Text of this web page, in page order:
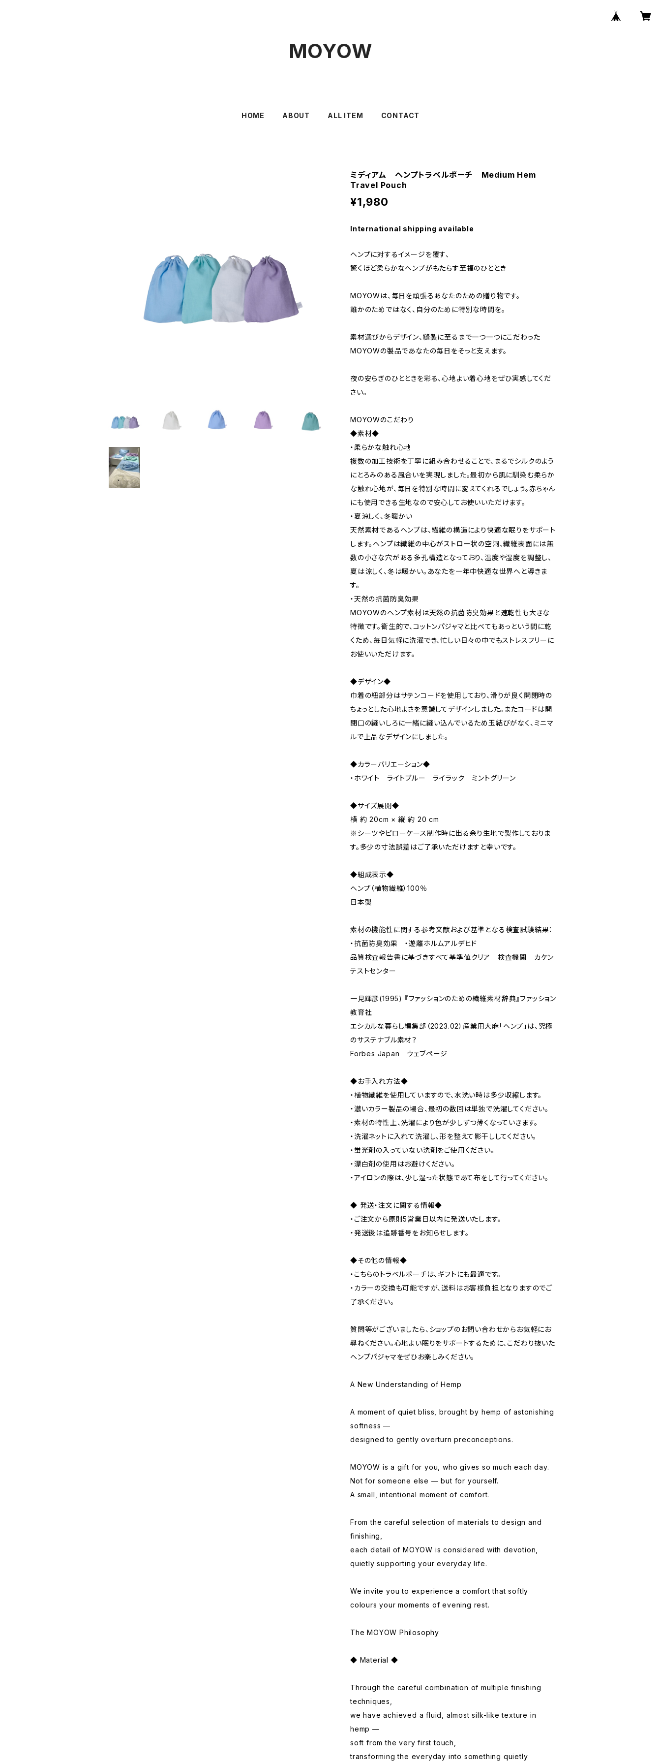
MOYOW
HOME ABOUT ALL ITEM CONTACT
ミディアム ヘンプトラベルポーチ Medium Hem
Travel Pouch
¥1,980
International shipping available
ヘンプに対するイメージを覆す、
驚くほど柔らかなヘンプがもたらす至福のひととき
MOYOWは、毎日を頑張るあなたのための贈り物です。
誰かのためではなく、自分のために特別な時間を。
素材選びからデザイン、縫製に至るまで一つ一つにこだわった
MOYOWの製品であなたの毎日をそっと支えます。
夜の安らぎのひとときを彩る、心地よい着心地をぜひ実感してくだ
さい。
MOYOWのこだわり
◆素材◆
・柔らかな触れ心地
複数の加工技術を丁寧に組み合わせることで、まるでシルクのよう
にとろみのある風合いを実現しました。最初から肌に馴染む柔らか
な触れ心地が、毎日を特別な時間に変えてくれるでしょう。赤ちゃん
にも使用できる生地なので安心してお使いいただけます。
・夏涼しく、冬暖かい
天然素材であるヘンプは、繊維の構造により快適な眠りをサポート
します。ヘンプは繊維の中心がストロー状の空洞、繊維表面には無
数の小さな穴がある多孔構造となっており、温度や湿度を調整し、
夏は涼しく、冬は暖かい。あなたを一年中快適な世界へと導きま
す。
・天然の抗菌防臭効果
MOYOWのヘンプ素材は天然の抗菌防臭効果と速乾性も大きな
特徴です。衛生的で、コットンパジャマと比べてもあっという間に乾
くため、毎日気軽に洗濯でき、忙しい日々の中でもストレスフリーに
お使いいただけます。
◆デザイン◆
巾着の紐部分はサテンコードを使用しており、滑りが良く開閉時の
ちょっとした心地よさを意識してデザインしました。またコードは開
閉口の縫いしろに一緒に縫い込んでいるため玉結びがなく、ミニマ
ルで上品なデザインにしました。
◆カラーバリエーション◆
・ホワイト ライトブルー ライラック ミントグリーン
◆サイズ展開◆
横 約 20cm × 縦 約 20 cm
※シーツやピローケース制作時に出る余り生地で製作しておりま
す。多少の寸法誤差はご了承いただけますと幸いです。
◆組成表示◆
ヘンプ（植物繊維）100％
日本製
素材の機能性に関する参考文献および基準となる検査試験結果：
・抗菌防臭効果 ・遊離ホルムアルデヒド
品質検査報告書に基づきすべて基準値クリア 検査機関 カケン
テストセンター
一見輝彦(1995) 『ファッションのための繊維素材辞典』ファッション
教育社
エシカルな暮らし編集部（2023.02）産業用大麻「ヘンプ」は、究極
のサステナブル素材？
Forbes Japan ウェブページ
◆お手入れ方法◆
・植物繊維を使用していますので、水洗い時は多少収縮します。
・濃いカラー製品の場合、最初の数回は単独で洗濯してください。
・素材の特性上、洗濯により色が少しずつ薄くなっていきます。
・洗濯ネットに入れて洗濯し、形を整えて影干ししてください。
・蛍光剤の入っていない洗剤をご使用ください。
・漂白剤の使用はお避けください。
・アイロンの際は、少し湿った状態であて布をして行ってください。
◆ 発送・注文に関する情報◆
・ご注文から原則5営業日以内に発送いたします。
・発送後は追跡番号をお知らせします。
◆その他の情報◆
・こちらのトラベルポーチは、ギフトにも最適です。
・カラーの交換も可能ですが、送料はお客様負担となりますのでご
了承ください。
質問等がございましたら、ショップのお問い合わせからお気軽にお
尋ねください。心地よい眠りをサポートするために、こだわり抜いた
ヘンプパジャマをぜひお楽しみください。
A New Understanding of Hemp
A moment of quiet bliss, brought by hemp of astonishing
softness —
designed to gently overturn preconceptions.
MOYOW is a gift for you, who gives so much each day.
Not for someone else — but for yourself.
A small, intentional moment of comfort.
From the careful selection of materials to design and
finishing,
each detail of MOYOW is considered with devotion,
quietly supporting your everyday life.
We invite you to experience a comfort that softly
colours your moments of evening rest.
The MOYOW Philosophy
◆ Material ◆
Through the careful combination of multiple finishing
techniques,
we have achieved a fluid, almost silk-like texture in
hemp —
soft from the very first touch,
transforming the everyday into something quietly